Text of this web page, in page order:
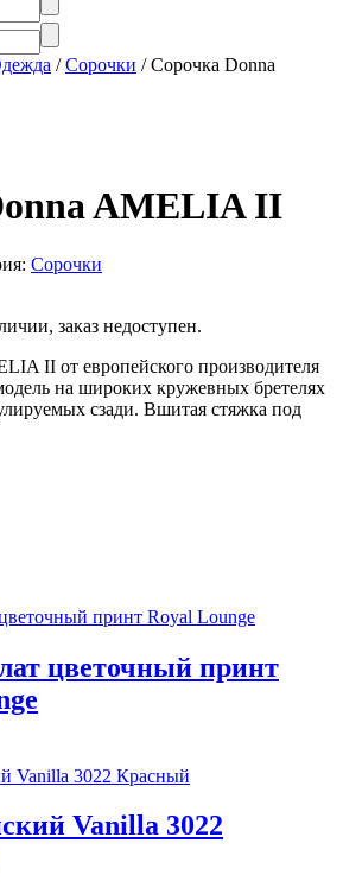
/Сорочки / Сорочка Donna
AMELIA II
Сорочки
заказ недоступен.
II от европейского производителя
на широких кружевных бретелях
сзади. Вшитая стяжка под
цветочный принт
Vanilla 3022